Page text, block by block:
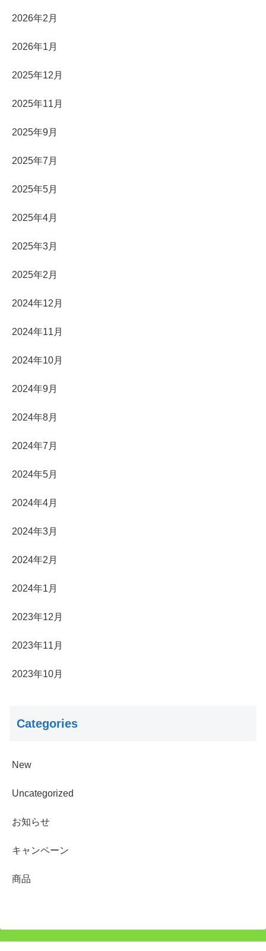
2026年2月
2026年1月
2025年12月
2025年11月
2025年9月
2025年7月
2025年5月
2025年4月
2025年3月
2025年2月
2024年12月
2024年11月
2024年10月
2024年9月
2024年8月
2024年7月
2024年5月
2024年4月
2024年3月
2024年2月
2024年1月
2023年12月
2023年11月
2023年10月
Categories
New
Uncategorized
お知らせ
キャンペーン
商品